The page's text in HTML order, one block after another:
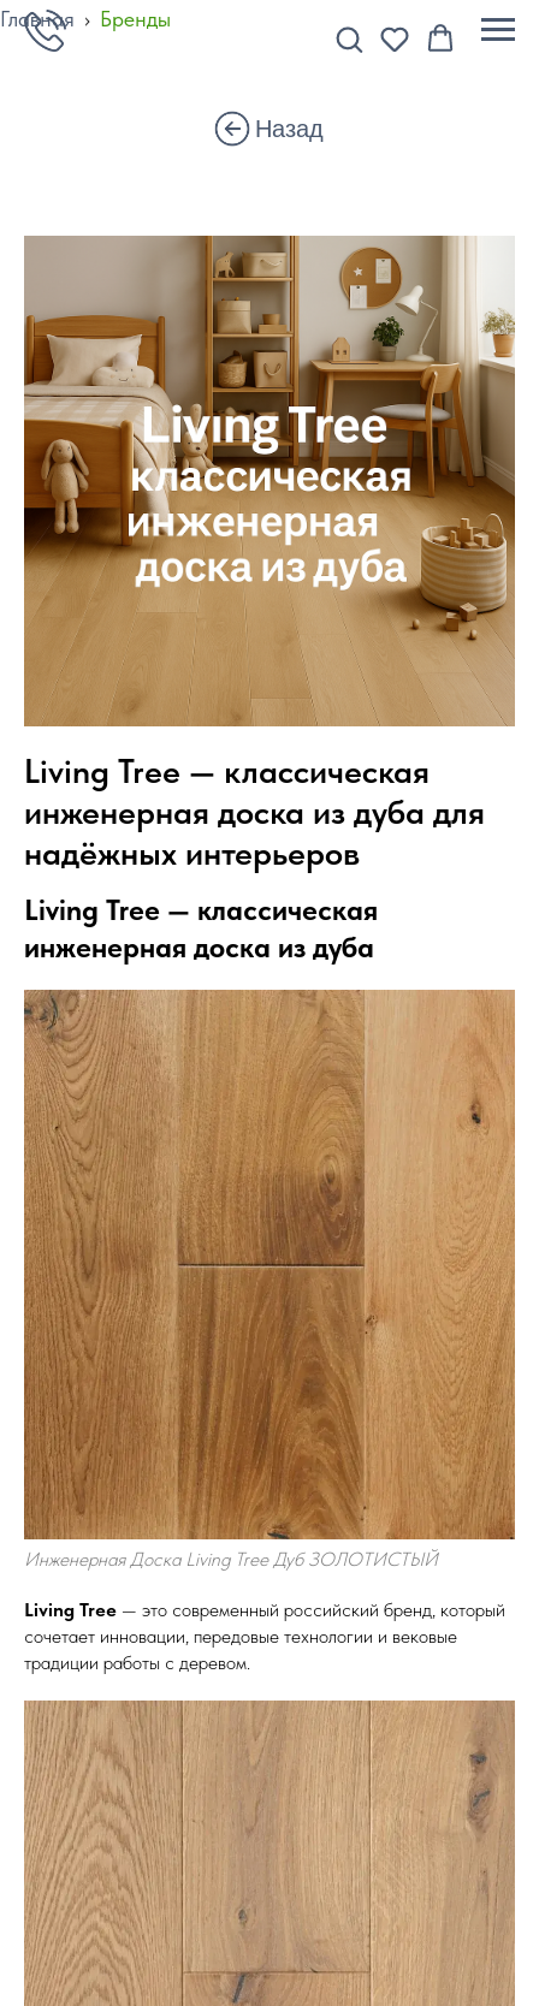
Главная › Бренды
Назад
Living Tree — классическая
инженерная доска из дуба для
надёжных интерьеров
Living Tree — классическая
инженерная доска из дуба
Инженерная Доска Living Tree Дуб ЗОЛОТИСТЫЙ
Living Tree — это современный российский бренд, который
сочетает инновации, передовые технологии и вековые
традиции работы с деревом.